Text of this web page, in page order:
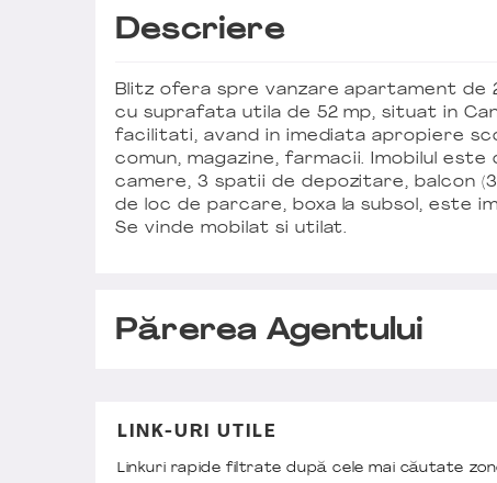
Descriere
Blitz ofera spre vanzare apartament de
cu suprafata utila de 52 mp, situat in
facilitati, avand in imediata apropiere
comun, magazine, farmacii. Imobilul
camere, 3 spatii de depozitare, balcon
de loc de parcare, boxa la subsol, este
Se vinde mobilat si utilat.
Părerea Agentului
LINK-URI UTILE
Linkuri rapide filtrate după cele mai căutate